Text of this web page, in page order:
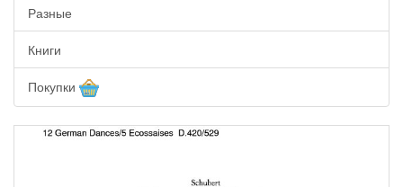
Разные
Книги
Покупки